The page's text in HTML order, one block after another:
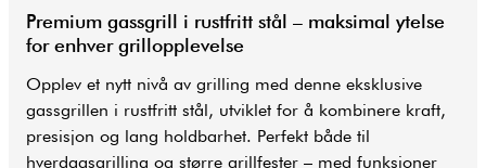
Premium gassgrill i rustfritt stål – maksimal ytelse
for enhver grillopplevelse
Opplev et nytt nivå av grilling med denne eksklusive
gassgrillen i rustfritt stål, utviklet for å kombinere kraft,
presisjon og lang holdbarhet. Perfekt både til
hverdagsgrilling og større grillfester – med funksjoner